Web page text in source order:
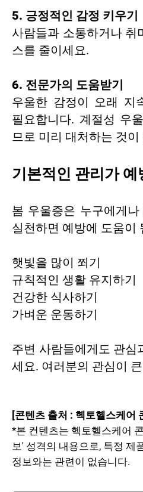
5. 긍정적인 감정 키우기
사람들과 소통하거나 취
스를 줄이세요.
6. 전문가의 도움받기
우울한 감정이 오래 지
필요합니다. 계절성 우
므로 미리 대처하는 것이
기본적인 관리가 예
봄 우울증은 누구에게
실천하면 예방에 도움이
햇빛을 많이 쬐기
규칙적인 생활 유지하기
건강한 식사하기
가벼운 운동하기
주변 사람들에게도 관심
세요. 여러분의 관심이
[콘텐츠 출처 : 헥토헬스케어
*본 컨텐츠는 헥토헬스케어
보' 성격의 내용으로, 특정 제
정보와는 관련이 없습니다.